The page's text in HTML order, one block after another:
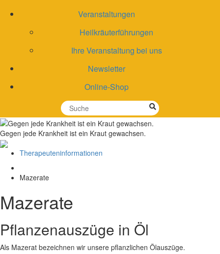
Veranstaltungen
Heilkräuterführungen
Ihre Veranstaltung bei uns
Newsletter
Online-Shop
Gegen jede Krankheit ist ein Kraut gewachsen.
Therapeuteninformationen
Mazerate
Mazerate
Pflanzenauszüge in Öl
Als Mazerat bezeichnen wir unsere pflanzlichen Ölauszüge.